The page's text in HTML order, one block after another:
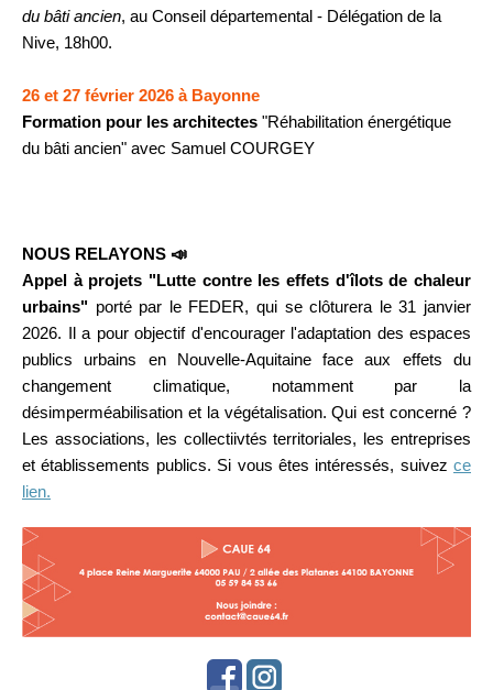
du bâti ancien, au Conseil départemental - Délégation de la
Nive, 18h00.
26 et 27 février 2026 à Bayonne
Formation pour les architectes "Réhabilitation énergétique
du bâti ancien" avec Samuel COURGEY
NOUS RELAYONS 📣
Appel à projets "Lutte contre les effets d'îlots de chaleur
urbains" porté par le FEDER, qui se clôturera le 31 janvier
2026. Il a pour objectif d'encourager l'adaptation des espaces
publics urbains en Nouvelle-Aquitaine face aux effets du
changement climatique, notamment par la
désimperméabilisation et la végétalisation. Qui est concerné ?
Les associations, les collectiivtés territoriales, les entreprises
et établissements publics. Si vous êtes intéressés, suivez ce
lien.